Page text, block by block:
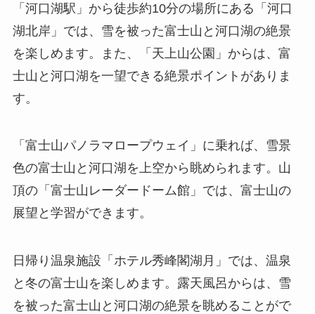
「河口湖駅」から徒歩約10分の場所にある「河口
湖北岸」では、雪を被った富士山と河口湖の絶景
を楽しめます。また、「天上山公園」からは、富
士山と河口湖を一望できる絶景ポイントがありま
す。
「富士山パノラマロープウェイ」に乗れば、雪景
色の富士山と河口湖を上空から眺められます。山
頂の「富士山レーダードーム館」では、富士山の
展望と学習ができます。
日帰り温泉施設「ホテル秀峰閣湖月」では、温泉
と冬の富士山を楽しめます。露天風呂からは、雪
を被った富士山と河口湖の絶景を眺めることがで